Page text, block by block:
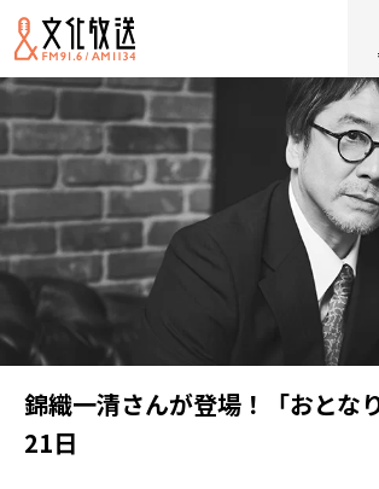
錦織一清さんが登場！「おとな
21日